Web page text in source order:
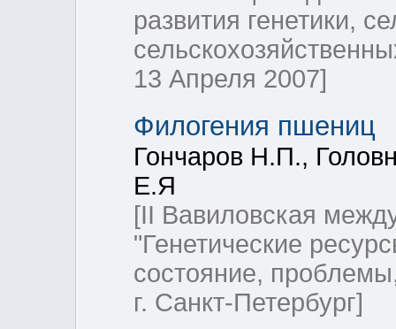
развития генетики,
13 Апреля 2007]
Филогения пшениц
Гончаров Н.П.,
Е.Я
[II Вавиловская
"Генетические
состояние,
г. Санкт-Петербург]